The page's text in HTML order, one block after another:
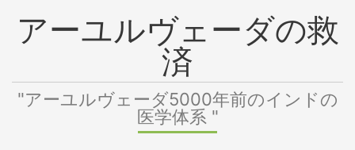
アーユルヴェーダの救
済
"アーユルヴェーダ5000年前のインドの
医学体系 "